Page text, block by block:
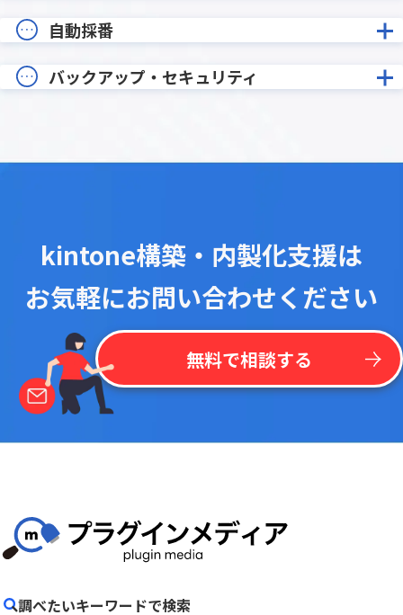
自動採番
バックアップ・セキュリティ
kintone構築・内製化支援は
お気軽にお問い合わせください
無料で相談する
調べたいキーワードで検索